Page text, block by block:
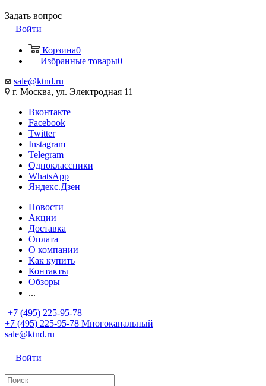
Задать вопрос
Войти
Корзина0
Избранные товары0
sale@ktnd.ru
г. Москва, ул. Электродная 11
Вконтакте
Facebook
Twitter
Instagram
Telegram
Одноклассники
WhatsApp
Яндекс.Дзен
Новости
Акции
Доставка
Оплата
О компании
Как купить
Контакты
Обзоры
...
+7 (495) 225-95-78
+7 (495) 225-95-78 Многоканальный
sale@ktnd.ru
Войти